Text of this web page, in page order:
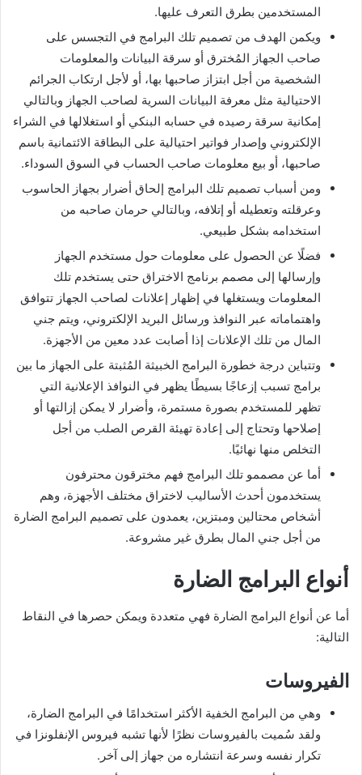
المستخدمين بطرق التعرف عليها.
ويكمن الهدف من تصميم تلك البرامج في التجسس على
صاحب الجهاز المُخترق أو سرقة البيانات والمعلومات
الشخصية من أجل ابتزاز صاحبها بها، أو لأجل ارتكاب الجرائم
الاحتيالية مثل معرفة البيانات السرية لصاحب الجهاز وبالتالي
إمكانية سرقة رصيده في حسابه البنكي أو استغلالها في الشراء
الإلكتروني وإصدار فواتير احتيالية على البطاقة الائتمانية باسم
صاحبها، أو بيع معلومات صاحب الحساب في السوق السوداء.
ومن أسباب تصميم تلك البرامج إلحاق أضرار بجهاز الحاسوب
وعرقلته وتعطيله أو إتلافه، وبالتالي حرمان صاحبه من
استخدامه بشكل طبيعي.
فضلًا عن الحصول على معلومات حول مستخدم الجهاز
وإرسالها إلى مصمم برنامج الاختراق حتى يستخدم تلك
المعلومات ويستغلها في إظهار إعلانات لصاحب الجهاز تتوافق
واهتماماته عبر النوافذ ورسائل البريد الإلكتروني، ويتم جني
المال من تلك الإعلانات إذا أصابت عدد معين من الأجهزة.
وتتباين درجة خطورة البرامج الخبيثة المُثبتة على الجهاز ما بين
برامج تسبب إزعاجًا بسيطًا يظهر في النوافذ الإعلانية التي
تظهر للمستخدم بصورة مستمرة، وأضرار لا يمكن إزالتها أو
إصلاحها وتحتاج إلى إعادة تهيئة القرص الصلب من أجل
التخلص منها نهائيًا.
أما عن مصممو تلك البرامج فهم مخترقون محترفون
يستخدمون أحدث الأساليب لاختراق مختلف الأجهزة، وهم
أشخاص محتالين ومبتزين، يعمدون على تصميم البرامج الضارة
من أجل جني المال بطرق غير مشروعة.
أنواع البرامج الضارة
أما عن أنواع البرامج الضارة فهي متعددة ويمكن حصرها في النقاط
التالية:
الفيروسات
وهي من البرامج الخفية الأكثر استخدامًا في البرامج الضارة،
ولقد سُميت بالفيروسات نظرًا لأنها تشبه فيروس الإنفلونزا في
تكرار نفسه وسرعة انتشاره من جهاز إلى آخر.